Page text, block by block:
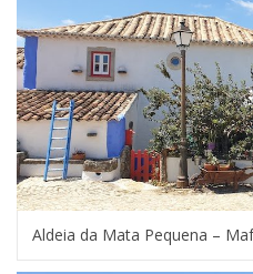
Aldeia da Mata Pequena –